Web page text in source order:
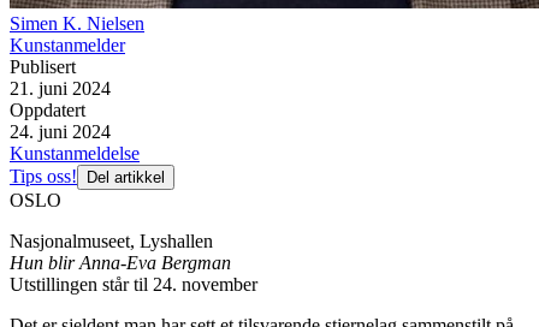
Simen K. Nielsen
Kunstanmelder
Publisert
21. juni 2024
Oppdatert
24. juni 2024
Kunstanmeldelse
Tips oss!
Del artikkel
OSLO
Nasjonalmuseet, Lyshallen
Hun blir Anna-Eva Bergman
Utstillingen står til 24. november